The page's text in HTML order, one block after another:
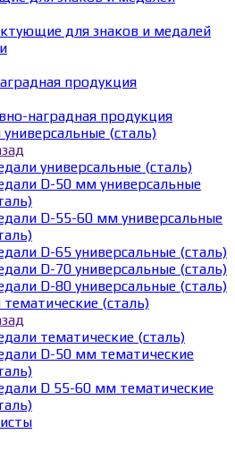
для знаков и медалей
продукция
наградная продукция
(сталь)
универсальные (сталь)
D-50 мм универсальные
D-55-60 мм универсальные
D-65 универсальные (сталь)
D-70 универсальные (сталь)
D-80 универсальные (сталь)
(сталь)
тематические (сталь)
D-50 мм тематические
D 55-60 мм тематические